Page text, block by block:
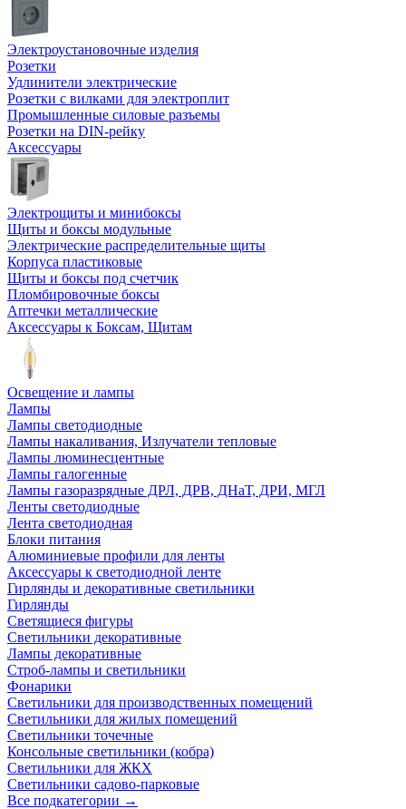
Электроустановочные изделия
Розетки
Удлинители электрические
Розетки с вилками для электроплит
Промышленные силовые разъемы
Розетки на DIN-рейку
Аксессуары
Электрощиты и минибоксы
Щиты и боксы модульные
Электрические распределительные щиты
Корпуса пластиковые
Щиты и боксы под счетчик
Пломбировочные боксы
Аптечки металлические
Аксессуары к Боксам, Щитам
Освещение и лампы
Лампы
Лампы светодиодные
Лампы накаливания, Излучатели тепловые
Лампы люминесцентные
Лампы галогенные
Лампы газоразрядные ДРЛ, ДРВ, ДНаТ, ДРИ, МГЛ
Ленты светодиодные
Лента светодиодная
Блоки питания
Алюминиевые профили для ленты
Аксессуары к светодиодной ленте
Гирлянды и декоративные светильники
Гирлянды
Светящиеся фигуры
Светильники декоративные
Лампы декоративные
Строб-лампы и светильники
Фонарики
Светильники для производственных помещений
Светильники для жилых помещений
Светильники точечные
Консольные светильники (кобра)
Светильники для ЖКХ
Светильники садово-парковые
Все подкатегории →